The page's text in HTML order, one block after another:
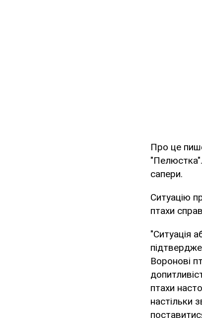
Про це
сапери.
Ситуацію
птахи
"Ситуація
Воронові
птахи
настільки